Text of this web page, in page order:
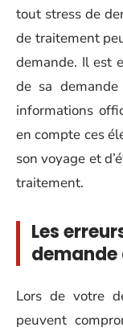
tout stress de
de traitement
demande. Il est
de sa
informations
en compte ces
son voyage et
traitement.
Les
demande
Lors de votre
peuvent